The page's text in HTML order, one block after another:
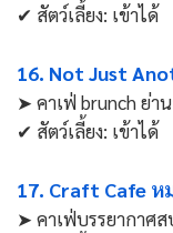
✔ สัตว์เลี้ยง: เข้าได้
16. Not Just
➤ คาเฟ่ brunch ย่า
✔ สัตว์เลี้ยง: เข้าได้
17. Craft Cafe ห
➤ คาเฟ่บรรยากาศ